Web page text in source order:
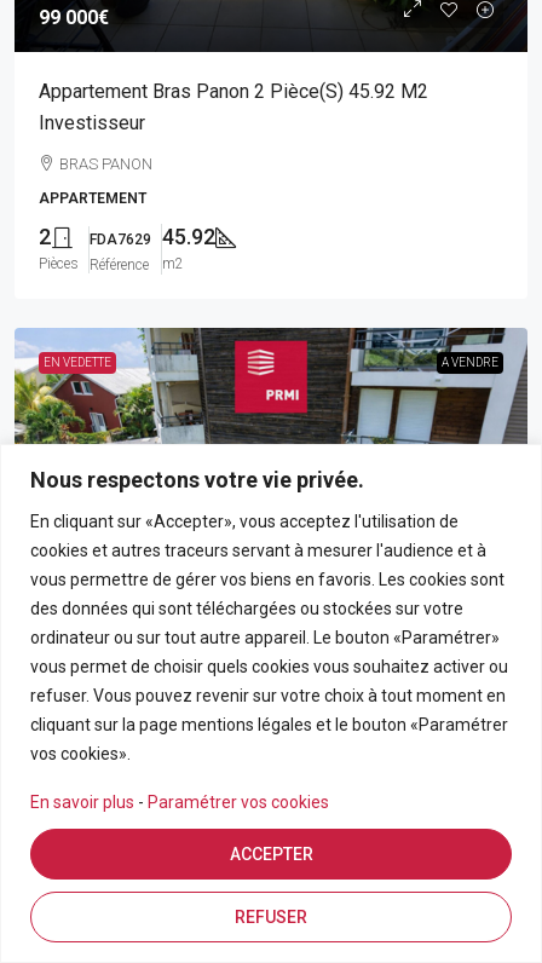
Nous respectons votre vie privée.
En cliquant sur «Accepter», vous acceptez l'utilisation de
cookies et autres traceurs servant à mesurer l'audience et à
vous permettre de gérer vos biens en favoris. Les cookies sont
des données qui sont téléchargées ou stockées sur votre
ordinateur ou sur tout autre appareil. Le bouton «Paramétrer»
vous permet de choisir quels cookies vous souhaitez activer ou
refuser. Vous pouvez revenir sur votre choix à tout moment en
cliquant sur la page mentions légales et le bouton «Paramétrer
vos cookies».
En savoir plus - Paramétrer vos cookies
REFUSER
ACCEPTER
Estimation en ligne
99 000€
Appartement Bras Panon 2 Pièce(s) 45.92 M2
Investisseur
BRAS PANON
APPARTEMENT
2
Pièces
FDA7629
Référence
45.92
m2
EN VEDETTE A VENDRE
190 000€
Appartement T3 En Rez-De-Chaussée Avec Grand
BRAS PANON
3 69.21